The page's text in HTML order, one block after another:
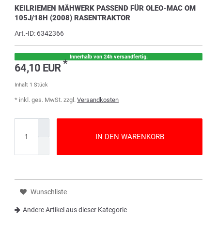
KEILRIEMEN MÄHWERK PASSEND FÜR OLEO-MAC OM
105J/18H (2008) RASENTRAKTOR
Art.-ID: 6342366
Innerhalb von 24h versandfertig.
64,10 EUR*
Inhalt 1 Stück
* inkl. ges. MwSt. zzgl. Versandkosten
IN DEN WARENKORB
Wunschliste
Andere Artikel aus dieser Kategorie